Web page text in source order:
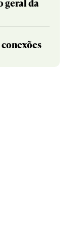
geral da